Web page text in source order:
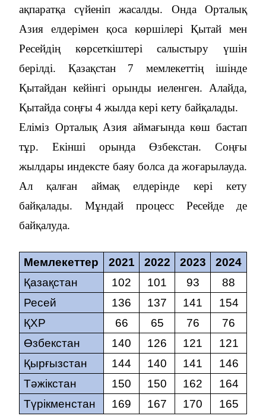
ақпаратқа сүйеніп жасалды. Онда Орталық
Азия елдерімен қоса көршілері Қытай мен
Ресейдің көрсеткіштері салыстыру үшін
берілді. Қазақстан 7 мемлекеттің ішінде
Қытайдан кейінгі орынды иеленген. Алайда,
Қытайда соңғы 4 жылда кері кету байқалады.
Еліміз Орталық Азия аймағында көш бастап
тұр. Екінші орында Өзбекстан. Соңғы
жылдары индексте баяу болса да жоғарылауда.
Ал қалған аймақ елдерінде кері кету
байқалады. Мұндай процесс Ресейде де
байқалуда.
Мемлекеттер 2021 2022 2023
2024
Қазақстан
102 101 93
88
Ресей
136 137 141
154
ҚХР
66 65 76
76
Өзбекстан
140 126 121
121
Қырғызстан
144 140 141
146
Тәжікстан
150 150 162
164
Түрікменстан
169 167 170 165